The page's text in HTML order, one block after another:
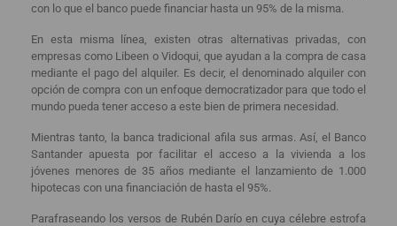
con lo que el banco puede financiar hasta un 95% de la misma.
En esta misma línea, existen otras alternativas privadas, con
empresas como Libeen o Vidoqui, que ayudan a la compra de casa
mediante el pago del alquiler. Es decir, el denominado alquiler con
opción de compra con un enfoque democratizador para que todo el
mundo pueda tener acceso a este bien de primera necesidad.
Mientras tanto, la banca tradicional afila sus armas. Así, el Banco
Santander apuesta por facilitar el acceso a la vivienda a los
jóvenes menores de 35 años mediante el lanzamiento de 1.000
hipotecas con una financiación de hasta el 95%.
Parafraseando los versos de Rubén Darío en cuya célebre estrofa